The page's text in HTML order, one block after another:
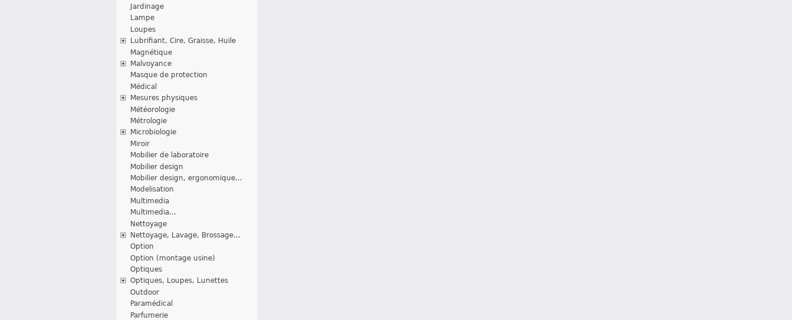
Jardinage
Lampe
Loupes
Lubrifiant, Cire, Graisse, Huile
Magnétique
Malvoyance
Masque de protection
Médical
Mesures physiques
Météorologie
Métrologie
Microbiologie
Miroir
Mobilier de laboratoire
Mobilier design
Mobilier design, ergonomique...
Modelisation
Multimedia
Multimedia...
Nettoyage
Nettoyage, Lavage, Brossage...
Option
Option (montage usine)
Optiques
Optiques, Loupes, Lunettes
Outdoor
Paramédical
Parfumerie